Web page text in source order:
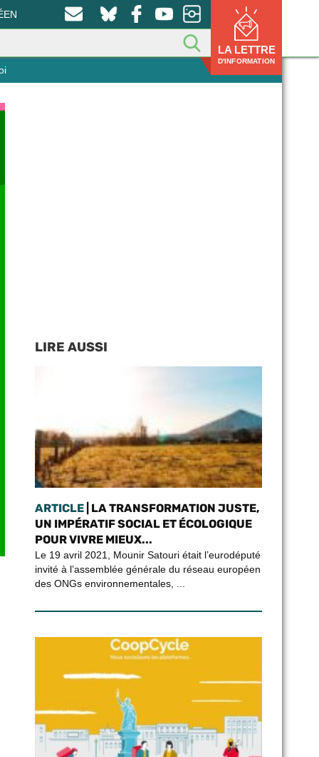
LA LETTRE
D'INFORMATION
LIRE AUSSI
ARTICLE| LA TRANSFORMATION JUSTE,
UN IMPÉRATIF SOCIAL ET ÉCOLOGIQUE
POUR VIVRE MIEUX...
Le 19 avril 2021, Mounir Satouri était l’eurodéputé
invité à l’assemblée générale du réseau européen
des ONGs environnementales, ...